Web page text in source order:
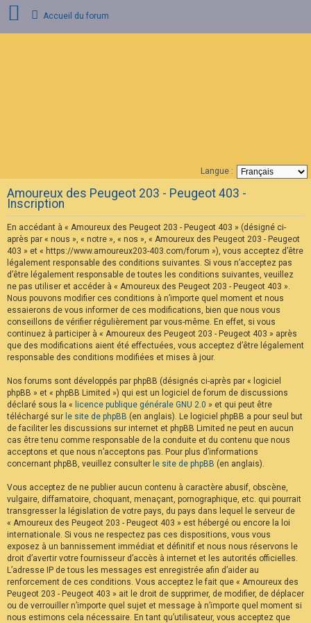
A
Q
Accueil du forum
Langue :
Amoureux des Peugeot 203 - Peugeot 403 -
Inscription
En accédant à « Amoureux des Peugeot 203 - Peugeot 403 » (désigné ci-
après par « nous », « notre », « nos », « Amoureux des Peugeot 203 - Peugeot
403 » et « https://www.amoureux203-403.com/forum »), vous acceptez d’être
légalement responsable des conditions suivantes. Si vous n’acceptez pas
d’être légalement responsable de toutes les conditions suivantes, veuillez
ne pas utiliser et accéder à « Amoureux des Peugeot 203 - Peugeot 403 ».
Nous pouvons modifier ces conditions à n’importe quel moment et nous
essaierons de vous informer de ces modifications, bien que nous vous
conseillons de vérifier régulièrement par vous-même. En effet, si vous
continuez à participer à « Amoureux des Peugeot 203 - Peugeot 403 » après
que des modifications aient été effectuées, vous acceptez d’être légalement
responsable des conditions modifiées et mises à jour.
Nos forums sont développés par phpBB (désignés ci-après par « logiciel
phpBB » et « phpBB Limited ») qui est un logiciel de forum de discussions
déclaré sous la « licence publique générale GNU 2.0 » et qui peut être
téléchargé sur le site de phpBB (en anglais). Le logiciel phpBB a pour seul but
de faciliter les discussions sur internet et phpBB Limited ne peut en aucun
cas être tenu comme responsable de la conduite et du contenu que nous
acceptons et que nous n’acceptons pas. Pour plus d’informations
concernant phpBB, veuillez consulter le site de phpBB (en anglais).
Vous acceptez de ne publier aucun contenu à caractère abusif, obscène,
vulgaire, diffamatoire, choquant, menaçant, pornographique, etc. qui pourrait
transgresser la législation de votre pays, du pays dans lequel le serveur de
« Amoureux des Peugeot 203 - Peugeot 403 » est hébergé ou encore la loi
internationale. Si vous ne respectez pas ces dispositions, vous vous
exposez à un bannissement immédiat et définitif et nous nous réservons le
droit d’avertir votre fournisseur d’accès à internet et les autorités officielles.
L’adresse IP de tous les messages est enregistrée afin d’aider au
renforcement de ces conditions. Vous acceptez le fait que « Amoureux des
Peugeot 203 - Peugeot 403 » ait le droit de supprimer, de modifier, de déplacer
ou de verrouiller n’importe quel sujet et message à n’importe quel moment si
nous estimons cela nécessaire. En tant qu’utilisateur, vous acceptez que